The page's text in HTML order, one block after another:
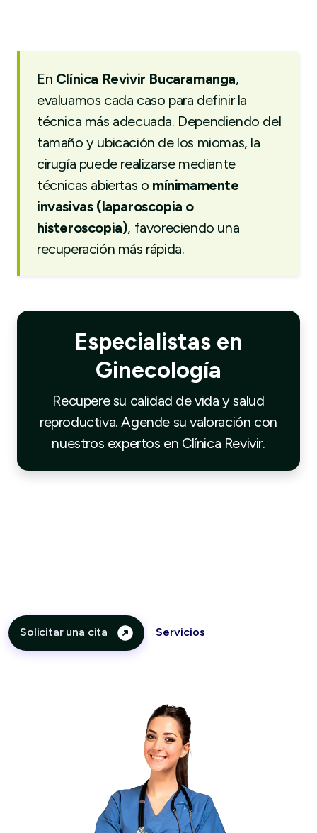
En Clínica Revivir Bucaramanga,
evaluamos cada caso para definir la
técnica más adecuada. Dependiendo del
tamaño y ubicación de los miomas, la
cirugía puede realizarse mediante
técnicas abiertas o mínimamente
invasivas (laparoscopia o
histeroscopia), favoreciendo una
recuperación más rápida.
Especialistas en
Ginecología
Recupere su calidad de vida y salud
reproductiva. Agende su valoración con
nuestros expertos en Clínica Revivir.
Solicitar una cita Servicios